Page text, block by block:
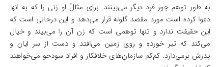
به طور توهم جور فرد دیگر می‌بینند. برای مثالً او زنی را که به انها
دعوا کرده است مورد مقصد گلوله قرار می‌دهد و این درحالی است که
این حقیقت ندارد و تنها توهمی است که زن آن را می‌بیند و خیال
می‌کند که تیر خورده و روی زمین می‌افتد و دست از سر ایان و
پدرش برمی‌دارد. کم‌کم سازمان‌های خلافکار و افراد سودجو می‌خواهند